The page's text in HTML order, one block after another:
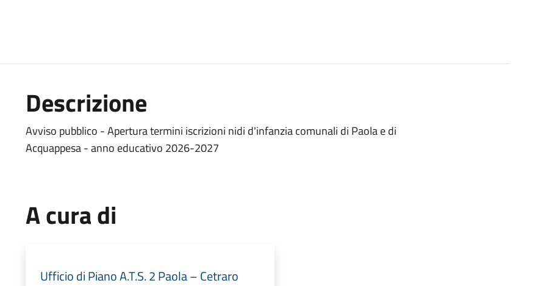
Descrizione
Avviso pubblico - Apertura termini iscrizioni nidi d'infanzia comunali di Paola e di
Acquappesa - anno educativo 2026-2027
A cura di
Ufficio di Piano A.T.S. 2 Paola – Cetraro